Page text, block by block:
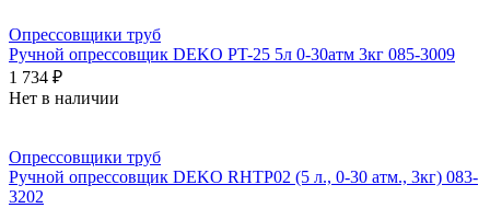
Опрессовщики труб
Ручной опрессовщик DEKO PT-25 5л 0-30атм 3кг 085-3009
1 734 ₽
Нет в наличии
Опрессовщики труб
Ручной опрессовщик DEKO RHTP02 (5 л., 0-30 атм., 3кг) 083-
3202